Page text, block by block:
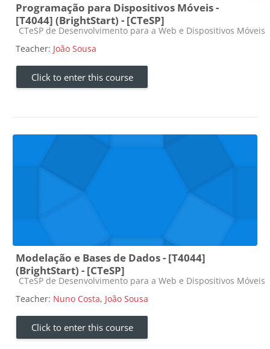
Programação para Dispositivos Móveis -
[T4044] (BrightStart) - [CTeSP]
Course category
CTeSP de Desenvolvimento para a Web e Dispositivos Móveis
Teacher: João Sousa
Click to enter this course
Modelação e Bases de Dados - [T4044]
(BrightStart) - [CTeSP]
Course category
CTeSP de Desenvolvimento para a Web e Dispositivos Móveis
Teacher: Nuno Costa, João Sousa
Click to enter this course